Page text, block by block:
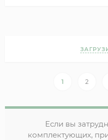
1 2
Если вы
комплектующих,